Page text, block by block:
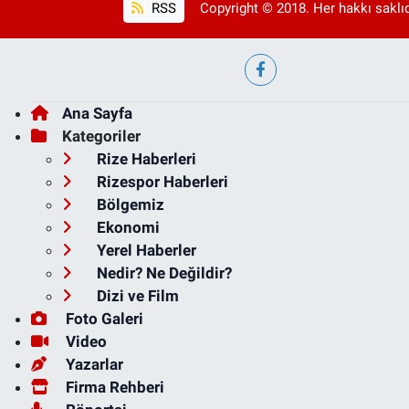
RSS Copyright © 2018. Her hakkı
Ana Sayfa
Kategoriler
Rize Haberleri
Rizespor Haberleri
Bölgemiz
Ekonomi
Yerel Haberler
Nedir? Ne Değildir?
Dizi ve Film
Foto Galeri
Video
Yazarlar
Firma Rehberi